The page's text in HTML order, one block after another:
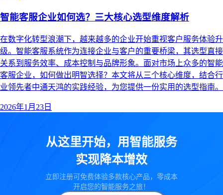
智能客服企业如何选？三大核心选型维度解析
在数字化转型浪潮下，越来越多的企业开始重视客户服务体验升
级。智能客服系统作为连接企业与客户的重要桥梁，其选型直接
关系到服务效率、成本控制与品牌形象。面对市场上众多的智能
客服企业，如何做出明智选择？本文将从三个核心维度，结合行
业领先者中通天鸿的实践经验，为您提供一份实用的选型指南。
2026年1月23日
从这里开始，用智能服务
实现降本增效
立即注册可免费体验多款核心产品，零成本
开启您的智能服务之旅！